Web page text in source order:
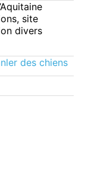
site
divers
des chiens